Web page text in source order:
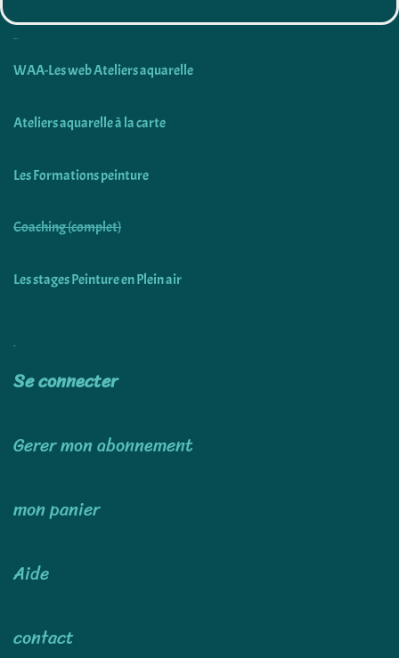
WAA-Les web Ateliers aquarelle
Ateliers aquarelle à la carte
Les Formations peinture
Coaching (complet)
Les stages Peinture en Plein air
Se connecter
Gerer mon abonnement
mon panier
Aide
contact